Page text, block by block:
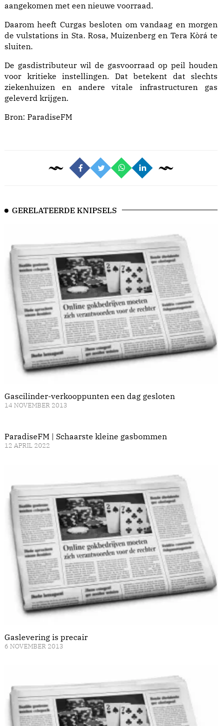
aangekomen met een nieuwe voorraad.
Daarom heeft Curgas besloten om vandaag en morgen
de vulstations in Sta. Rosa, Muizenberg en Tera Kòrá te
sluiten.
De gasdistributeur wil de gasvoorraad op peil houden
voor kritieke instellingen. Dat betekent dat slechts
ziekenhuizen en andere vitale infrastructuren gas
geleverd krijgen.
Bron: ParadiseFM
GERELATEERDE KNIPSELS
Gascilinder-verkooppunten een dag gesloten
14 NOVEMBER 2013
ParadiseFM | Schaarste kleine gasbommen
12 APRIL 2022
Gaslevering is precair
6 NOVEMBER 2013